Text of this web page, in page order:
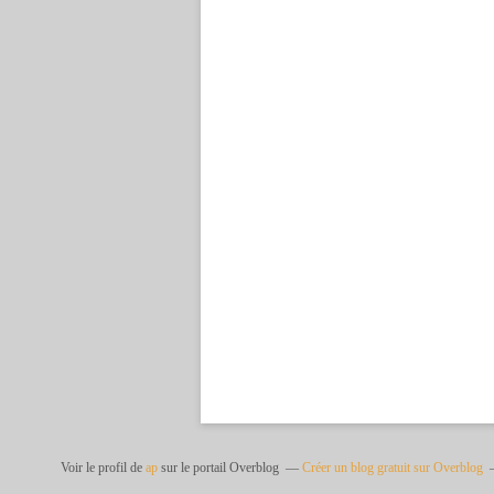
Voir le profil de ap sur le portail Overblog Créer un blog gratuit sur Overblog